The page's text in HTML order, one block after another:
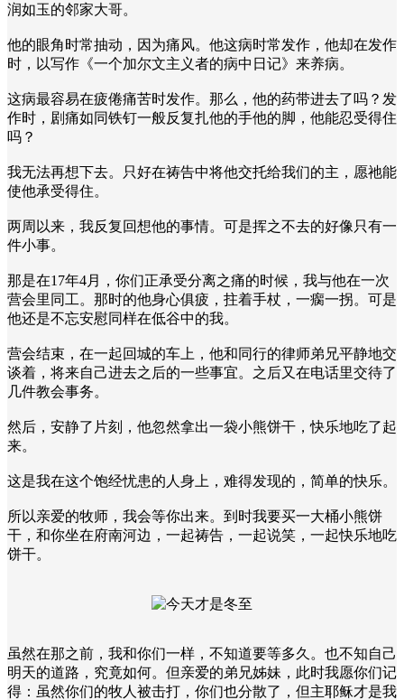
润如玉的邻家大哥。
他的眼角时常抽动，因为痛风。他这病时常发作，他却在发作
时，以写作《一个加尔文主义者的病中日记》来养病。
这病最容易在疲倦痛苦时发作。那么，他的药带进去了吗？发
作时，剧痛如同铁钉一般反复扎他的手他的脚，他能忍受得住
吗？
我无法再想下去。只好在祷告中将他交托给我们的主，愿祂能
使他承受得住。
两周以来，我反复回想他的事情。可是挥之不去的好像只有一
件小事。
那是在17年4月，你们正承受分离之痛的时候，我与他在一次
营会里同工。那时的他身心俱疲，拄着手杖，一瘸一拐。可是
他还是不忘安慰同样在低谷中的我。
营会结束，在一起回城的车上，他和同行的律师弟兄平静地交
谈着，将来自己进去之后的一些事宜。之后又在电话里交待了
几件教会事务。
然后，安静了片刻，他忽然拿出一袋小熊饼干，快乐地吃了起
来。
这是我在这个饱经忧患的人身上，难得发现的，简单的快乐。
所以亲爱的牧师，我会等你出来。到时我要买一大桶小熊饼
干，和你坐在府南河边，一起祷告，一起说笑，一起快乐地吃
饼干。
虽然在那之前，我和你们一样，不知道要等多久。也不知自己
明天的道路，究竟如何。但亲爱的弟兄姊妹，此时我愿你们记
得：虽然你们的牧人被击打，你们也分散了，但主耶稣才是我